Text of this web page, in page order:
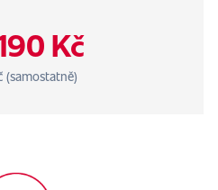
Kč
(samostatně)